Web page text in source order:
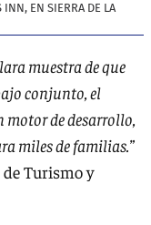
INN, EN SIERRA DE LA
muestra de que
conjunto, el
motor de desarrollo,
miles de familias.”
de Turismo y